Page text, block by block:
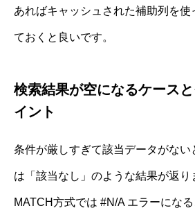
あればキャッシュされた補助列を
ておくと良いです。
検索結果が空になるケース
イント
条件が厳しすぎて該当データがな
は「該当なし」のような結果が返り
MATCH方式では #N/A エラーになる